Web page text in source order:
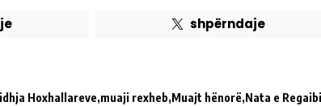
shpërndaje
Hoxhallareve muaji rexheb Muajt hënorë Nata e